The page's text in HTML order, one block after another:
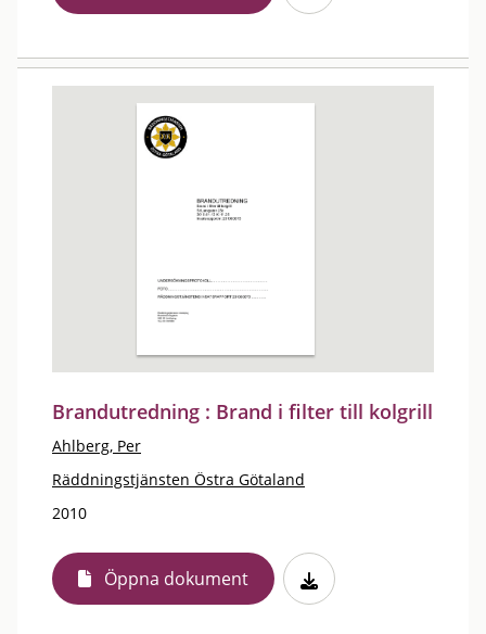
Brandutredning : Brand i filter till kolgrill
Ahlberg, Per
Räddningstjänsten Östra Götaland
2010
Öppna dokument